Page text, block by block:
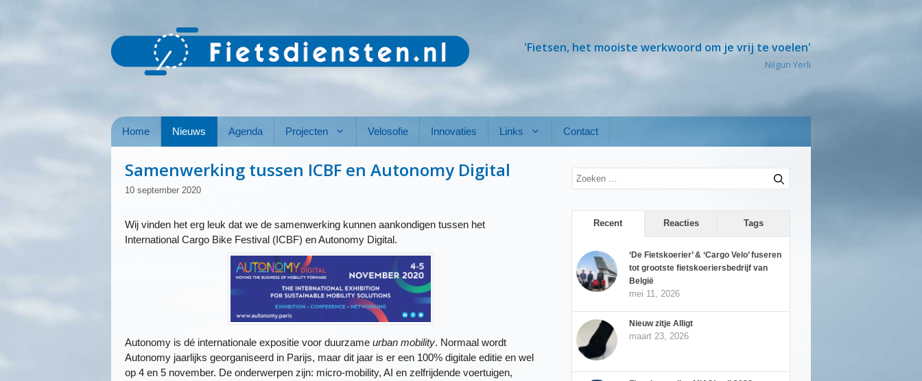
'Fietsen, het mooiste werkwoord om je vrij te voelen'
Nilgun Yerli
Home Nieuws Agenda Projecten Velosofie Innovaties Links Contact
Samenwerking tussen ICBF en Autonomy Digital
10 september 2020
Wij vinden het erg leuk dat we de samenwerking kunnen aankondigen tussen het
International Cargo Bike Festival (ICBF) en Autonomy Digital.
Autonomy is dé internationale expositie voor duurzame urban mobility. Normaal wordt
Autonomy jaarlijks georganiseerd in Parijs, maar dit jaar is er een 100% digitale editie en wel
op 4 en 5 november. De onderwerpen zijn: micro-mobility, AI en zelfrijdende voertuigen,
Zoek
Recent Reacties Tags
‘De Fietskoerier’ & ‘Cargo Velo’ fuseren
tot grootste fietskoeriersbedrijf van
België
mei 11, 2026
Nieuw zitje Alligt
maart 23, 2026